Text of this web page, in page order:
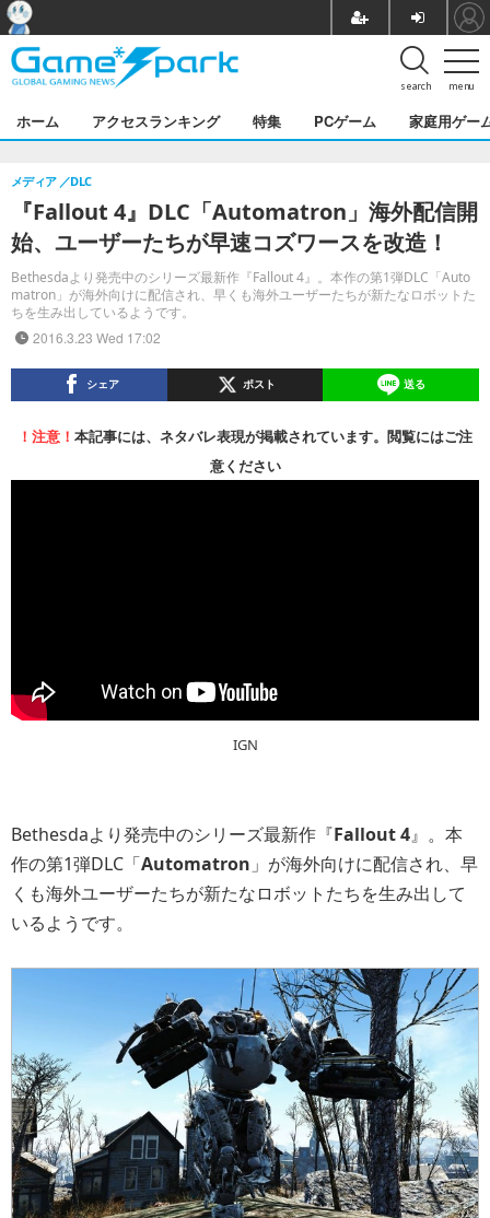
menu
search
ホーム アクセスランキング 特集 PCゲーム 家庭用ゲー
『Fallout 4』DLC「Automatron」海外配信開
始、ユーザーたちが早速コズワースを改造！
Bethesdaより発売中のシリーズ最新作『Fallout 4』。本作の第1弾DLC「Auto
matron」が海外向けに配信され、早くも海外ユーザーたちが新たなロボットた
ちを生み出しているようです。
メディア DLC
2016.3.23 Wed 17:02
シェア ポスト 送る
！注意！ 本記事には、ネタバレ表現が掲載されています。閲覧にはご注
意ください
IGN
Bethesdaより発売中のシリーズ最新作『Fallout 4』。本
作の第1弾DLC「Automatron 」が海外向けに配信され、早
くも海外ユーザーたちが新たなロボットたちを生み出して
いるようです。